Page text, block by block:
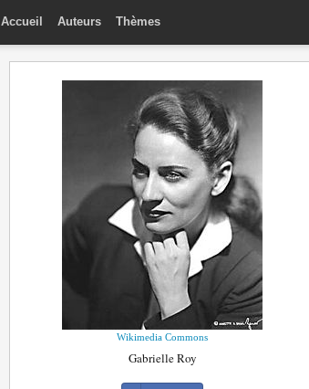
Accueil Auteurs Thèmes
Wikimedia Commons
Gabrielle Roy